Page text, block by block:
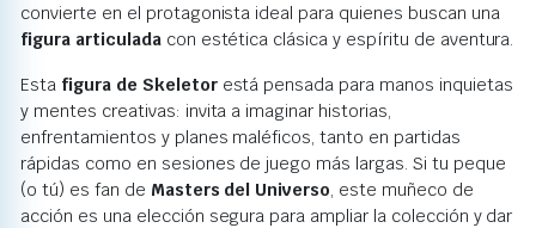
convierte en el protagonista ideal para quienes buscan una
figura articuladacon estética clásica y espíritu de aventura.
Esta figura de Skeletorestá pensada para manos inquietas
y mentes creativas: invita a imaginar historias,
enfrentamientos y planes maléficos, tanto en partidas
rápidas como en sesiones de juego más largas. Si tu peque
(o tú) es fan de Masters del Universo, este muñeco de
acción es una elección segura para ampliar la colección y dar